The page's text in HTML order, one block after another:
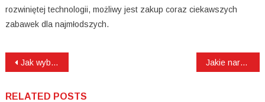
rozwiniętej technologii, możliwy jest zakup coraz ciekawszych
zabawek dla najmłodszych.
Nawigacja
Jak wybrać gabinet stomatologiczny? Jakie narzędzia warsztatowe kupić?
RELATED POSTS